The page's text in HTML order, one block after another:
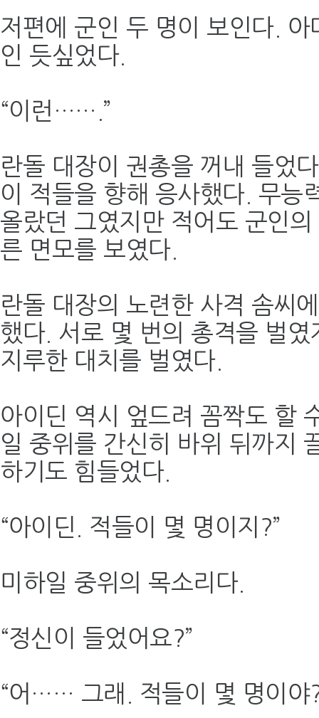
저편에 군인 두 명이 보인다.
인 듯싶었다.
“이런…….”
란돌 대장이 권총을 꺼내 들었
이 적들을 향해 응사했다. 무능
올랐던 그였지만 적어도 군인
른 면모를 보였다.
란돌 대장의 노련한 사격 솜씨
했다. 서로 몇 번의 총격을 벌
지루한 대치를 벌였다.
아이딘 역시 엎드려 꼼짝도 할
일 중위를 간신히 바위 뒤까지
하기도 힘들었다.
“아이딘. 적들이 몇 명이지?”
미하일 중위의 목소리다.
“정신이 들었어요?”
“어…… 그래. 적들이 몇 명이야